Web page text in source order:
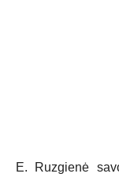
E. Ruzgienė